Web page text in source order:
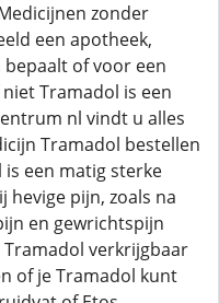
zonder
een apotheek,
of voor een
Tramadol is een
nl vindt u alles
Tramadol bestellen
een matig sterke
pijn, zoals na
en gewrichtspijn
verkrijgbaar
of je Tramadol kunt